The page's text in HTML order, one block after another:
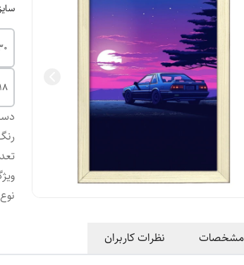
سایز
30 × 20
18 × 13 سانتی‌متر
مشخصات نظرات کاربران